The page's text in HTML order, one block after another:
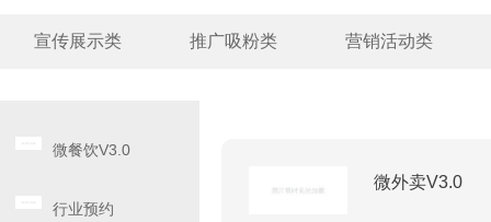
宣传展示类 推广吸粉类 营销活动类
微餐饮V3.0
行业预约
微外卖V3.0